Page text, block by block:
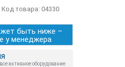
Код товара: 04330
быть ниже –
у менеджера
активное оборудование